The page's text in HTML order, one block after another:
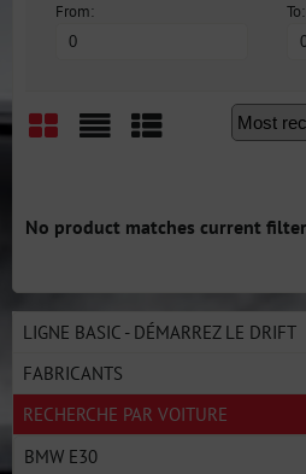
From: To:
LIGNE BASIC - DÉMARREZ LE DRIFT
FABRICANTS
RECHERCHE PAR VOITURE
BMW E30